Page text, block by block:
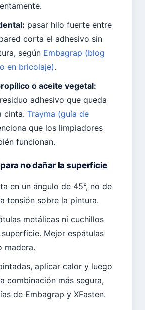
pasar hilo fuerte entre
corta el adhesivo sin
según Embagrap (blog
en bricolaje).
o aceite vegetal:
adhesivo que queda
cinta.Trayma (guía de
que los limpiadores
funcionan.
no dañar la superficie
en un ángulo de 45°, no de
tensión sobre la pintura.
metálicas ni cuchillos
Mejor espátulas
madera.
aplicar calor y luego
combinación más segura,
de Embagrap y XFasten.